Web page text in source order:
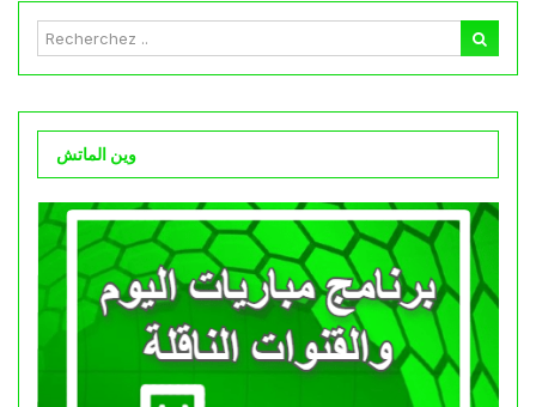
وين الماتش